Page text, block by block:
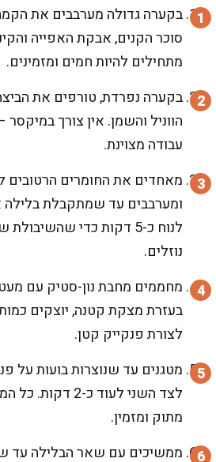
בקערה גדולה מערבבים את
סוכר הקנים, אבקת האפייה
מתחילים להיות חמים ומזמינים.
בקערה נפרדת, טורפים את
הווניל והשמן. אין צורך
עבודה מצוינת.
מאחדים את החומרים הרטובים
ומערבבים עד שמתקבלת בלילה
לנוח כ-5 דקות כדי
נוזלים.
מחממים מחבת נון-סטיק עם
בעזרת מצקת קטנה, יוצקים
לצורת פנקייק קטן.
מטגנים עד שנוצרות בועות על
לצד השני לעוד כ-
מתוק ומזמין.
ממשיכים עם שאר הבלילה עד